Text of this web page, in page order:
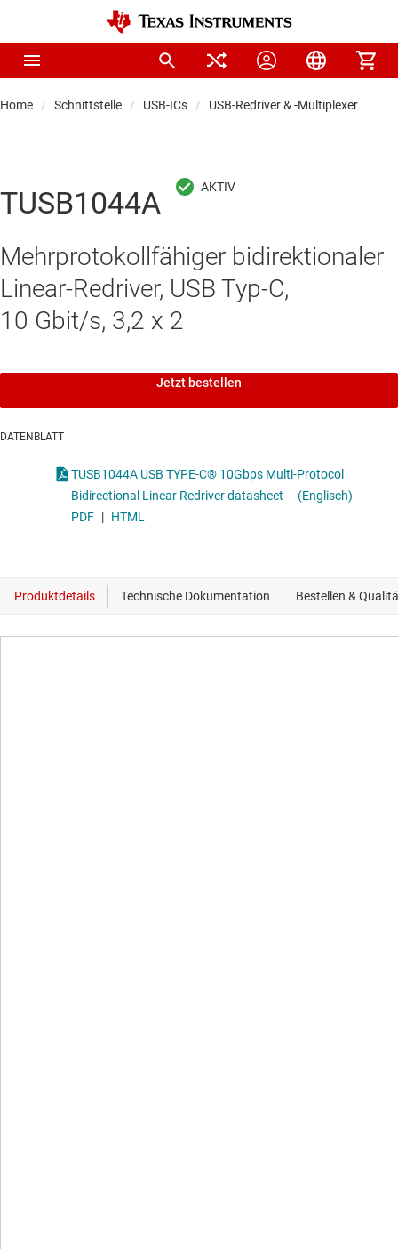
Home Schnittstelle USB-ICs USB-Redriver & -Multiplexer
TUSB1044A
Mehrprotokollfähiger bidirektionaler
Linear-Redriver, USB Typ-C,
10 Gbit/s, 3,2 x 2
Jetzt bestellen
DATENBLATT
TUSB1044A USB TYPE-C® 10Gbps Multi-Protocol
Bidirectional Linear Redriver datasheet
(Englisch)
PDF | HTML